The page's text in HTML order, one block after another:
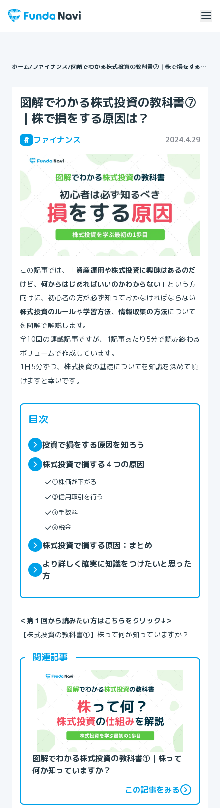
ホーム/ファイナンス/図解でわかる株式投資の教科書⑦｜株で損をする原
図解でわかる株式投資の教科書⑦
｜株で損をする原因は？
# ファイナンス 2024.4.29
この記事では、「資産運用や株式投資に興味はあるのだ
けど、何からはじめればいいのかわからない 」という方
向けに、初心者の方が必ず知っておかなければならない
株式投資のルールや学習方法、 情報収集の方法について
を図解で解説します。
全10回の連載記事ですが、1記事あたり5分で読み終わる
ボリュームで作成しています。
1日5分ずつ、株式投資の基礎についてを知識を深めて頂
けますと幸いです。
目次
投資で損をする原因を知ろう
株式投資で損する４つの原因
①株価が下がる
②信用取引を行う
③手数料
④税金
株式投資で損する原因：まとめ
より詳しく確実に知識をつけたいと思った
方
＜第１回から読みたい方はこちらをクリック↓＞
【株式投資の教科書①】株って何か知っていますか？
関連記事
図解でわかる株式投資の教科書①｜株って
何か知っていますか？
この記事をみる